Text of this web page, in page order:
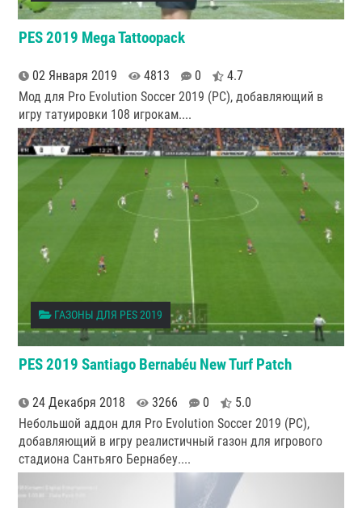
PES 2019 Mega Tattoopack
02 Января 2019 4813 0
4.7
Мод для Pro Evolution Soccer 2019 (PC), добавляющий в
игру татуировки 108 игрокам....
ГАЗОНЫ ДЛЯ PES 2019
PES 2019 Santiago Bernabéu New Turf Patch
24 Декабря 2018 3266 0
5.0
Небольшой аддон для Pro Evolution Soccer 2019 (PC),
добавляющий в игру реалистичный газон для игрового
стадиона Сантьяго Бернабеу....